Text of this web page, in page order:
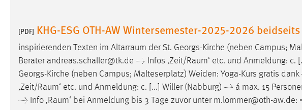
[PDF] KHG-ESG OTH-AW Wintersemester-2025-2026 beidseits
inspirierenden Texten im Altarraum der St. Georgs-Kirche (neben Campus;
Berater andreas.schaller@tk.de → Infos ‚Zeit/Raum‘ etc. und Anmeldung: c.
Georgs-Kirche (neben Campus; Malteserplatz) Weiden: Yoga-Kurs gratis
‚Zeit/Raum‘ etc. und Anmeldung: c. [...] Willer (Nabburg) → á max. 15
→ Info ‚Raum‘ bei Anmeldung bis 3 Tage zuvor unter m.lommer@oth-
Cookie Laufzeit: 1 Jahr
Performance
Name: staticfilecache
Zweck:
Für performante Seitenauslieferung wird
in diesem Cookie gespeichert, ob man